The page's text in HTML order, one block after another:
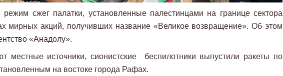
режим сжег палатки, установленные палестинцами на границе сектора
мирных акций, получивших название «Великое возвращение». Об этом
«Анадолу».
местные источники, сионистские беспилотники выпустили ракеты по
на востоке города Рафах.